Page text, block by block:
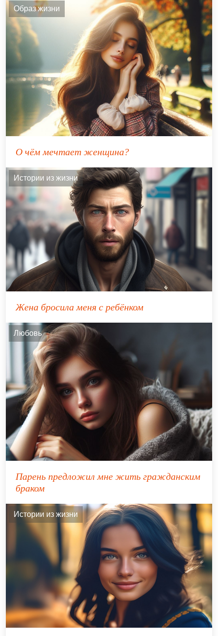
Образ жизни
О чём мечтает женщина?
Истории из жизни
Жена бросила меня с ребёнком
Любовь
Парень предложил мне жить гражданским
браком
Истории из жизни